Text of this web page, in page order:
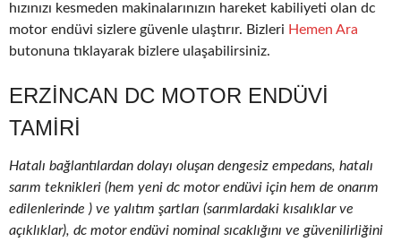
hızınızı kesmeden makinalarınızın hareket kabiliyeti olan dc
motor endüvi sizlere güvenle ulaştırır. Bizleri Hemen Ara
butonuna tıklayarak bizlere ulaşabilirsiniz.
ERZINCAN DC MOTOR ENDÜVI
TAMIRI
Hatalı bağlantılardan dolayı oluşan dengesiz empedans, hatalı
sarım teknikleri (hem yeni dc motor endüvi için hem de onarım
edilenlerinde ) ve yalıtım şartları (sarımlardaki kısalıklar ve
açıklıklar), dc motor endüvi nominal sıcaklığını ve güvenilirliğini